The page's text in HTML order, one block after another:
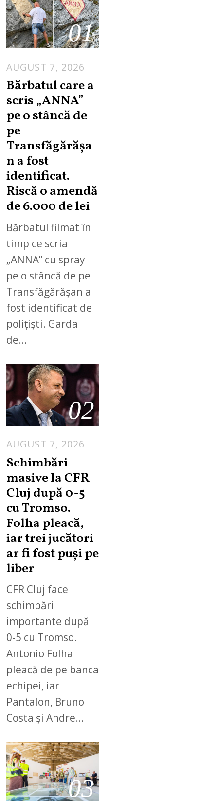
01
AUGUST 7, 2026
Bărbatul care a
scris „ANNA”
pe o stâncă de
pe
Transfăgărășa
n a fost
identificat.
Riscă o amendă
de 6.000 de lei
Bărbatul filmat în
timp ce scria
„ANNA” cu spray
pe o stâncă de pe
Transfăgărășan a
fost identificat de
polițiști. Garda
de…
02
AUGUST 7, 2026
Schimbări
masive la CFR
Cluj după 0-5
cu Tromso.
Folha pleacă,
iar trei jucători
ar fi fost puși pe
liber
CFR Cluj face
schimbări
importante după
0-5 cu Tromso.
Antonio Folha
pleacă de pe banca
echipei, iar
Pantalon, Bruno
Costa și Andre…
03